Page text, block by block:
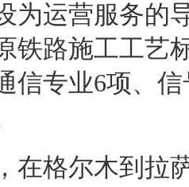
为运营服务的
铁路施工工艺
信专业6项、
格尔木到拉萨